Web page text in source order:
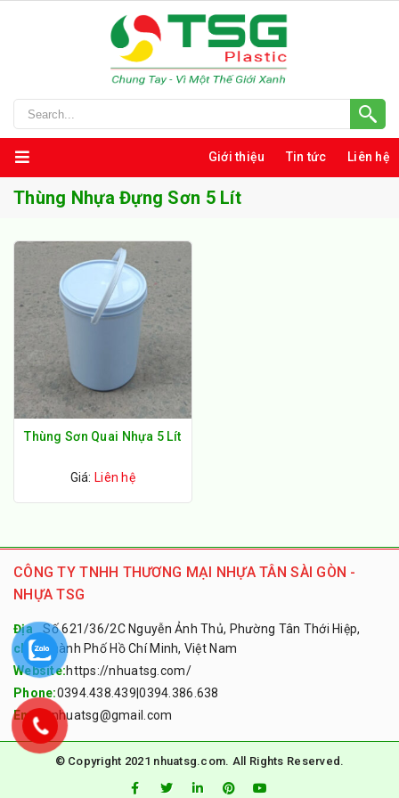
Giới thiệu Tin tức Liên hệ
Thùng Nhựa Đựng Sơn 5 Lít
Thùng Sơn Quai Nhựa 5 Lít
Giá: Liên hệ
CÔNG TY TNHH THƯƠNG MẠI NHỰA TÂN SÀI GÒN -
NHỰA TSG
Địa
chỉ:
Số 621/36/2C Nguyễn Ảnh Thủ, Phường Tân Thới Hiệp,
Thành Phố Hồ Chí Minh, Việt Nam
Website:https://nhuatsg.com/
Phone:0394.438.439 |0394.386.638
Email:nhuatsg@gmail.com
© Copyright 2021 nhuatsg.com. All Rights Reserved.